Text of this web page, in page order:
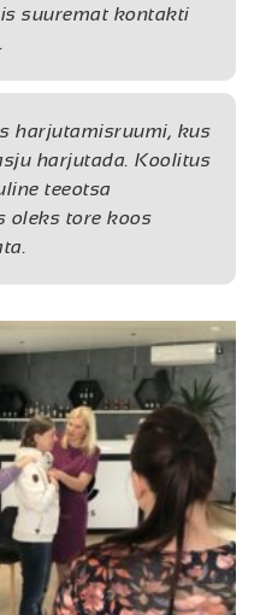
suuremat kontakti
harjutamisruumi, kus
harjutada. Koolitus
teeotsa
oleks tore koos